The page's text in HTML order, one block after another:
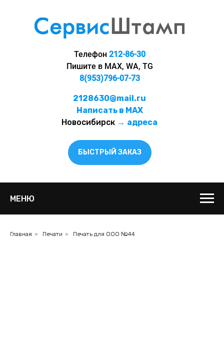
Телефон 212-86-30
Пишите в MAX, WA, TG
8(953)796-07-73
2128630@mail.ru
Написать в MAX
Новосибирск → адреса
БЫСТРЫЙ ЗАКАЗ
МЕНЮ
Главная » Печати » Печать для ООО №44